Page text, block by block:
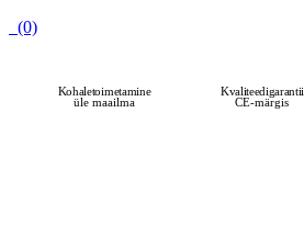
(0)
Kohaletoimetamine
üle maailma
Kvaliteedigarantii
CE-märgis